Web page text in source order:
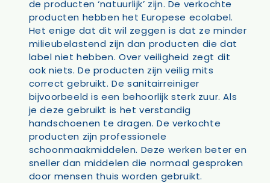
de producten ‘natuurlijk’ zijn. De verkochte
producten hebben het Europese ecolabel.
Het enige dat dit wil zeggen is dat ze minder
milieubelastend zijn dan producten die dat
label niet hebben. Over veiligheid zegt dit
ook niets. De producten zijn veilig mits
correct gebruikt. De sanitairreiniger
bijvoorbeeld is een behoorlijk sterk zuur. Als
je deze gebruikt is het verstandig
handschoenen te dragen. De verkochte
producten zijn professionele
schoonmaakmiddelen. Deze werken beter en
sneller dan middelen die normaal gesproken
door mensen thuis worden gebruikt.